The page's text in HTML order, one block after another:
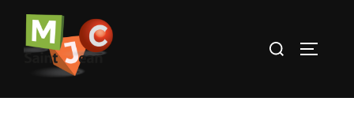
contenu
Rechercher :